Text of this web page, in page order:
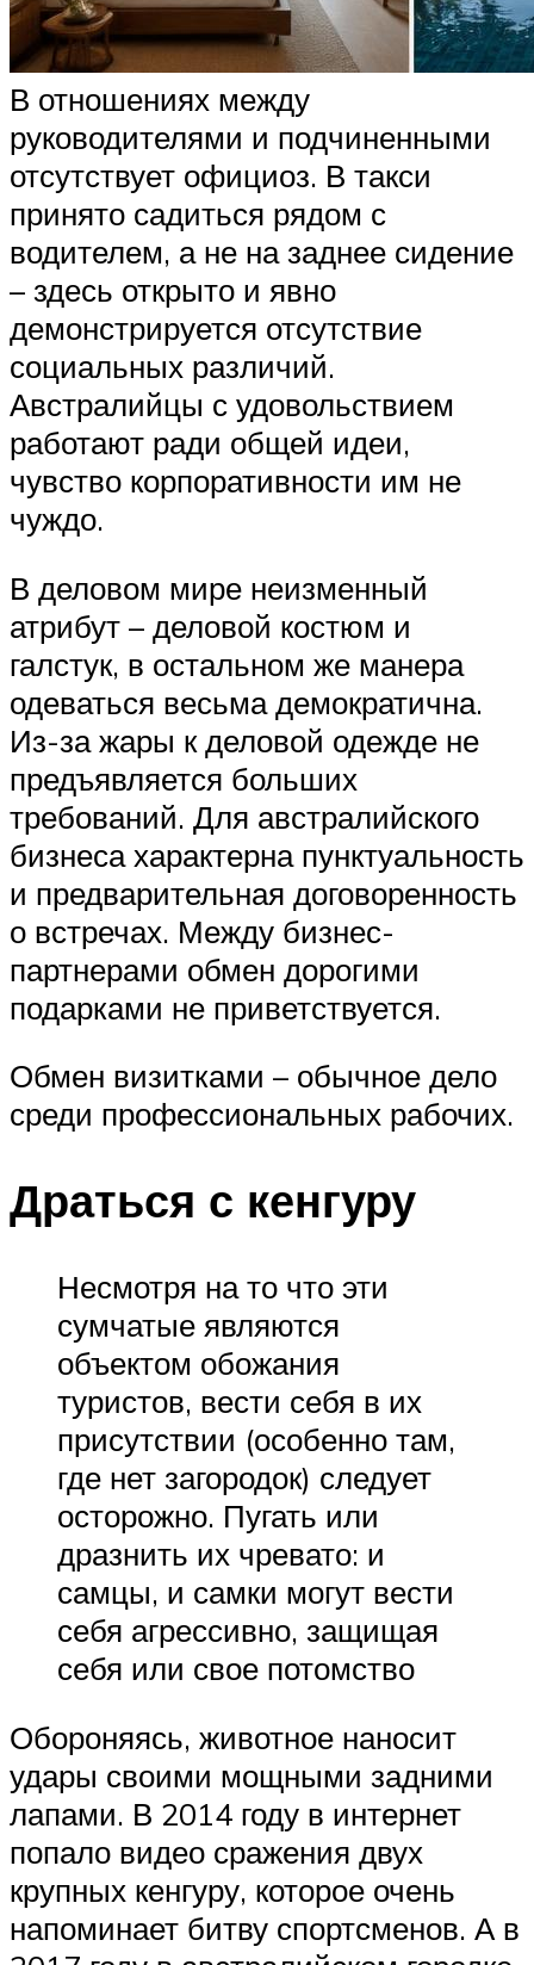
В отношениях между
руководителями и подчиненными
отсутствует официоз. В такси
принято садиться рядом с
водителем, а не на заднее сидение
– здесь открыто и явно
демонстрируется отсутствие
социальных различий.
Австралийцы с удовольствием
работают ради общей идеи,
чувство корпоративности им не
чуждо.
В деловом мире неизменный
атрибут – деловой костюм и
галстук, в остальном же манера
одеваться весьма демократична.
Из-за жары к деловой одежде не
предъявляется больших
требований. Для австралийского
бизнеса характерна пунктуальность
и предварительная договоренность
о встречах. Между бизнес-
партнерами обмен дорогими
подарками не приветствуется.
Обмен визитками – обычное дело
среди профессиональных рабочих.
Драться с кенгуру
Несмотря на то что эти
сумчатые являются
объектом обожания
туристов, вести себя в их
присутствии (особенно там,
где нет загородок) следует
осторожно. Пугать или
дразнить их чревато: и
самцы, и самки могут вести
себя агрессивно, защищая
себя или свое потомство
Обороняясь, животное наносит
удары своими мощными задними
лапами. В 2014 году в интернет
попало видео сражения двух
крупных кенгуру, которое очень
напоминает битву спортсменов. А в